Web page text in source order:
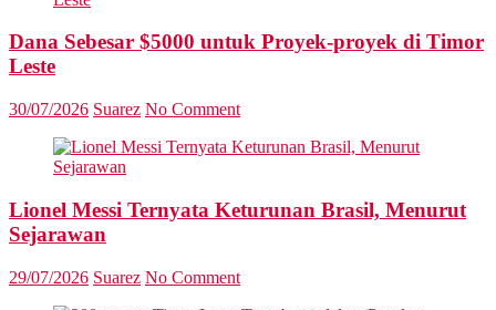
Dana Sebesar $5000 untuk Proyek-proyek di Timor
Leste
30/07/2026 Suarez No Comment
Lionel Messi Ternyata Keturunan Brasil, Menurut
Sejarawan
29/07/2026 Suarez No Comment